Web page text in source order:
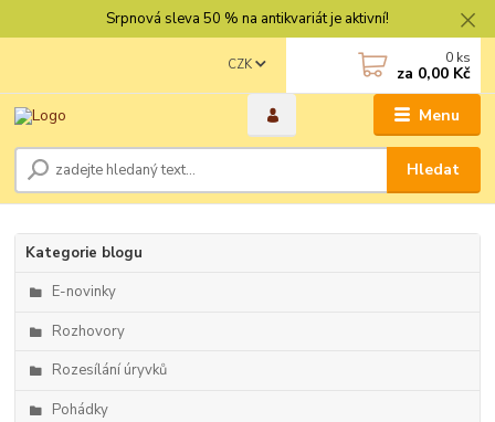
Srpnová sleva 50 % na antikvariát je aktivní!
Menu
CZK
Hledat
0 ks
za 0,00 Kč
Kategorie blogu
E-novinky
Rozhovory
Rozesílání úryvků
Pohádky